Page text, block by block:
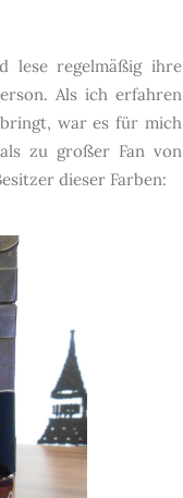
lese regelmäßig ihre
Als ich erfahren
war es für mich
zu großer Fan von
dieser Farben: